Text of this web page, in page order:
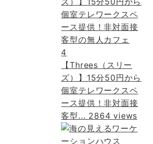
4
【Threes（スリー
ズ）】15分50円から
個室テレワークスペ
ース提供！非対面接
客型... 2864 views